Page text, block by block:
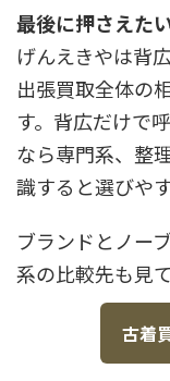
最後に押さえた
げんえきやは背
出張買取全体の
す。背広だけで
なら専門系、整
識すると選びや
ブランドとノー
系の比較先も見
古着